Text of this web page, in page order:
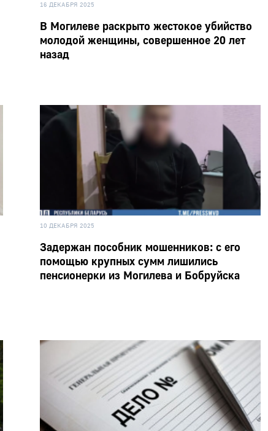
16 ДЕКАБРЯ 2025
В Могилеве раскрыто жестокое убийство
молодой женщины, совершенное 20 лет
назад
10 ДЕКАБРЯ 2025
Задержан пособник мошенников: с его
помощью крупных сумм лишились
пенсионерки из Могилева и Бобруйска